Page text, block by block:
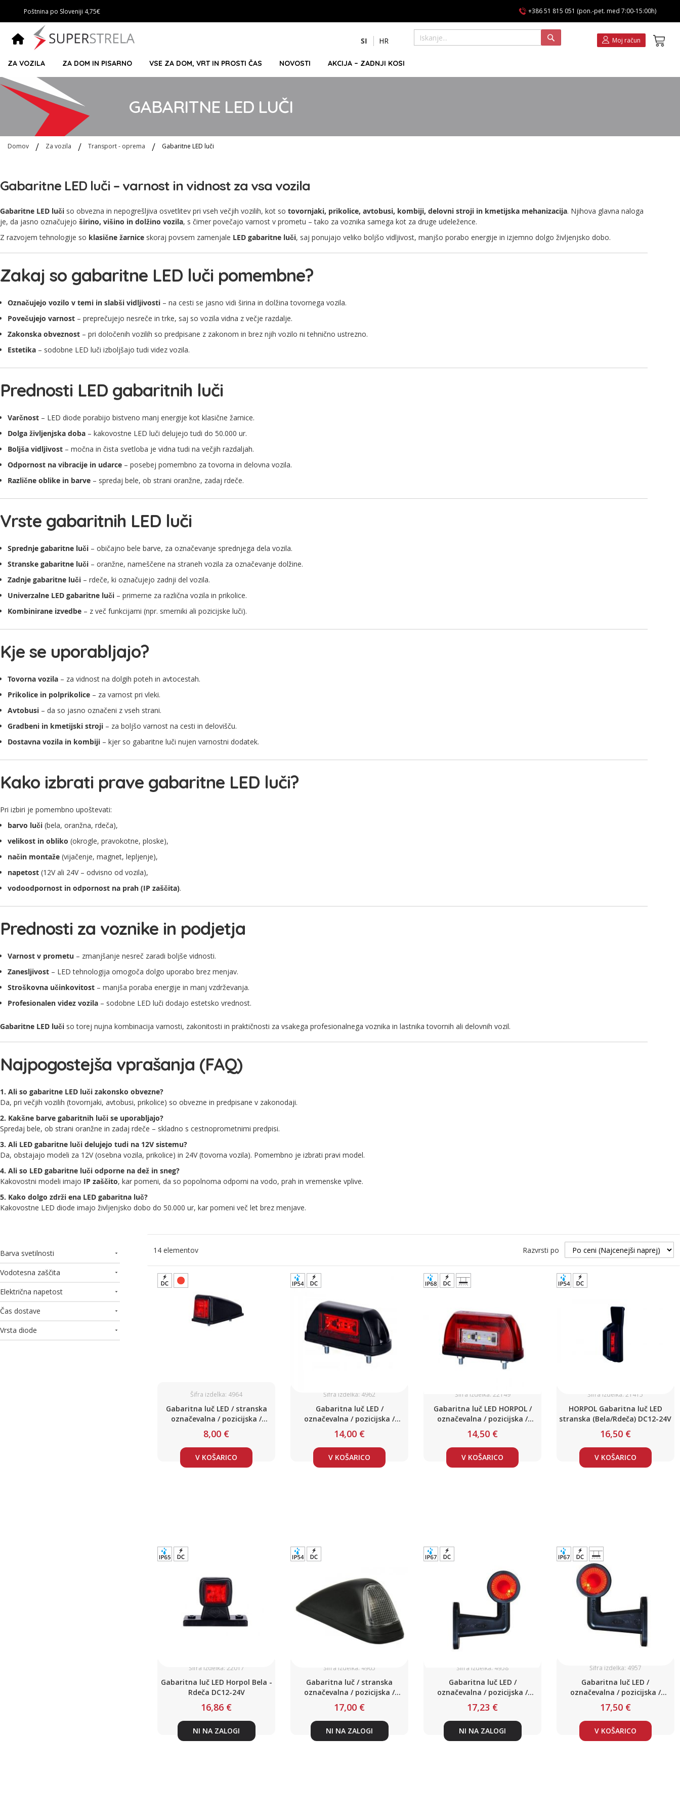
Poštnina po Sloveniji 4,75€ +386 51 815 051 (pon.-pet. med 7:00-15:00h)
na
SI HR Moj račun
ZA VOZILA ZA DOM IN PISARNO VSE ZA DOM, VRT IN PROSTI ČAS NOVOSTI AKCIJA – ZADNJI KOSI
GABARITNE LED LUČI
Domov Za vozila Transport - oprema Gabaritne LED luči
Gabaritne LED luči – varnost in vidnost za vsa vozila
Gabaritne LED luči so obvezna in nepogrešljiva osvetlitev pri vseh večjih vozilih, kot so tovornjaki, prikolice, avtobusi, kombiji, delovni stroji in kmetijska mehanizacija. Njihova glavna naloga
je, da jasno označujejo širino, višino in dolžino vozila, s čimer povečajo varnost v prometu – tako za voznika samega kot za druge udeležence.
Z razvojem tehnologije so klasične žarnice skoraj povsem zamenjale LED gabaritne luči, saj ponujajo veliko boljšo vidljivost, manjšo porabo energije in izjemno dolgo življenjsko dobo.
Zakaj so gabaritne LED luči pomembne?
Označujejo vozilo v temi in slabši vidljivosti – na cesti se jasno vidi širina in dolžina tovornega vozila.
Povečujejo varnost – preprečujejo nesreče in trke, saj so vozila vidna z večje razdalje.
Zakonska obveznost – pri določenih vozilih so predpisane z zakonom in brez njih vozilo ni tehnično ustrezno.
Estetika – sodobne LED luči izboljšajo tudi videz vozila.
Prednosti LED gabaritnih luči
Varčnost – LED diode porabijo bistveno manj energije kot klasične žarnice.
Dolga življenjska doba – kakovostne LED luči delujejo tudi do 50.000 ur.
Boljša vidljivost – močna in čista svetloba je vidna tudi na večjih razdaljah.
Odpornost na vibracije in udarce – posebej pomembno za tovorna in delovna vozila.
Različne oblike in barve – spredaj bele, ob strani oranžne, zadaj rdeče.
Vrste gabaritnih LED luči
Sprednje gabaritne luči – običajno bele barve, za označevanje sprednjega dela vozila.
Stranske gabaritne luči – oranžne, nameščene na straneh vozila za označevanje dolžine.
Zadnje gabaritne luči – rdeče, ki označujejo zadnji del vozila.
Univerzalne LED gabaritne luči – primerne za različna vozila in prikolice.
Kombinirane izvedbe – z več funkcijami (npr. smerniki ali pozicijske luči).
Kje se uporabljajo?
Tovorna vozila – za vidnost na dolgih poteh in avtocestah.
Prikolice in polprikolice – za varnost pri vleki.
Avtobusi – da so jasno označeni z vseh strani.
Gradbeni in kmetijski stroji – za boljšo varnost na cesti in delovišču.
Dostavna vozila in kombiji – kjer so gabaritne luči nujen varnostni dodatek.
Kako izbrati prave gabaritne LED luči?
Pri izbiri je pomembno upoštevati:
barvo luči (bela, oranžna, rdeča),
velikost in obliko (okrogle, pravokotne, ploske),
način montaže (vijačenje, magnet, lepljenje),
napetost (12V ali 24V – odvisno od vozila),
vodoodpornost in odpornost na prah (IP zaščita).
Prednosti za voznike in podjetja
Varnost v prometu – zmanjšanje nesreč zaradi boljše vidnosti.
Zanesljivost – LED tehnologija omogoča dolgo uporabo brez menjav.
Stroškovna učinkovitost – manjša poraba energije in manj vzdrževanja.
Profesionalen videz vozila – sodobne LED luči dodajo estetsko vrednost.
Gabaritne LED luči so torej nujna kombinacija varnosti, zakonitosti in praktičnosti za vsakega profesionalnega voznika in lastnika tovornih ali delovnih vozil.
Najpogostejša vprašanja (FAQ)
1. Ali so gabaritne LED luči zakonsko obvezne?
Da, pri večjih vozilih (tovornjaki, avtobusi, prikolice) so obvezne in predpisane v zakonodaji.
2. Kakšne barve gabaritnih luči se uporabljajo?
Spredaj bele, ob strani oranžne in zadaj rdeče – skladno s cestnoprometnimi predpisi.
3. Ali LED gabaritne luči delujejo tudi na 12V sistemu?
Da, obstajajo modeli za 12V (osebna vozila, prikolice) in 24V (tovorna vozila). Pomembno je izbrati pravi model.
4. Ali so LED gabaritne luči odporne na dež in sneg?
Kakovostni modeli imajo IP zaščito, kar pomeni, da so popolnoma odporni na vodo, prah in vremenske vplive.
5. Kako dolgo zdrži ena LED gabaritna luč?
Kakovostne LED diode imajo življenjsko dobo do 50.000 ur, kar pomeni več let brez menjave.
14 elementov Razvrsti po
Šifra izdelka: 4964
Gabaritna luč LED / stranska
označevalna / pozicijska /
DC12-24V
8,00 €
V KOŠARICO
Šifra izdelka: 4962
Gabaritna luč LED /
označevalna / pozicijska /
DC12-24V
14,00 €
V KOŠARICO
Šifra izdelka: 22149
Gabaritna luč LED HORPOL /
označevalna / pozicijska /
DC12-24V
14,50 €
V KOŠARICO
Šifra izdelka: 21415
HORPOL Gabaritna luč LED
stranska (Bela/Rdeča) DC12-24V
16,50 €
V KOŠARICO
Šifra izdelka: 22017
Gabaritna luč LED Horpol Bela -
Rdeča DC12-24V
16,86 €
NI NA ZALOGI
Šifra izdelka: 4965
Gabaritna luč / stranska
označevalna / pozicijska /
Ba15S / 12-24V / IP54
17,00 €
NI NA ZALOGI
Šifra izdelka: 4958
Gabaritna luč LED /
označevalna / pozicijska /
DC12-24V / DESNA
17,23 €
NI NA ZALOGI
Šifra izdelka: 4957
Gabaritna luč LED /
označevalna / pozicijska /
DC12-24V / LEVA
17,50 €
V KOŠARICO
Barva svetilnosti
Vodotesna zaščita
Električna napetost
Čas dostave
Vrsta diode